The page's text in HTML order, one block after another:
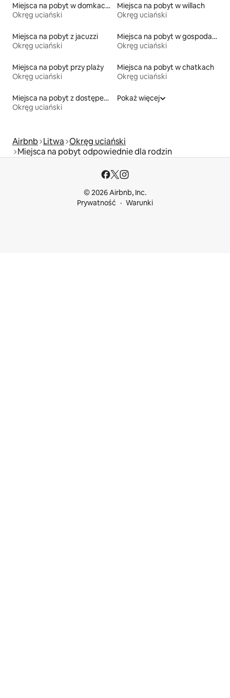
Miejsca na pobyt w domkach gościnnych
Okręg uciański
Miejsca na pobyt w willach
Okręg uciański
Miejsca na pobyt z jacuzzi
Okręg uciański
Miejsca na pobyt w gospodarstwach agroturystycznych
Okręg uciański
Miejsca na pobyt przy plaży
Okręg uciański
Miejsca na pobyt w chatkach
Okręg uciański
Miejsca na pobyt z dostępem do jeziora
Okręg uciański
Pokaż więcej
Airbnb Litwa Okręg uciański
Miejsca na pobyt odpowiednie dla rodzin
© 2026 Airbnb, Inc.
Prywatność
Warunki